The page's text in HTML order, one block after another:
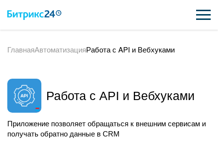
ВОЗМОЖНОСТИ
ИНТЕГРАЦИИ
ПОДДЕРЖКА
ГлавнаяАвтоматизацияРабота с API и Вебхуками
Работа с API и Вебхуками
Приложение позволяет обращаться к внешним сервисам и
получать обратно данные в CRM